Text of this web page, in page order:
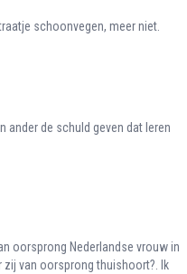
schoonvegen, meer niet.
ander de schuld geven dat leren
oorsprong Nederlandse vrouw in
zij van oorsprong thuishoort?. Ik